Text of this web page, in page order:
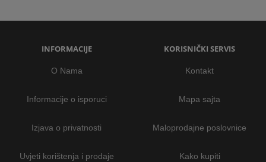
INFORMACIJE
O Nama
Informacije o isporuci
Izjava o privatnosti
Uvjeti korištenja i prodaje
KORISNIČKI SERVIS
Kontakt
Mapa sajta
Maloprodajne poslovnice
Kako kupiti